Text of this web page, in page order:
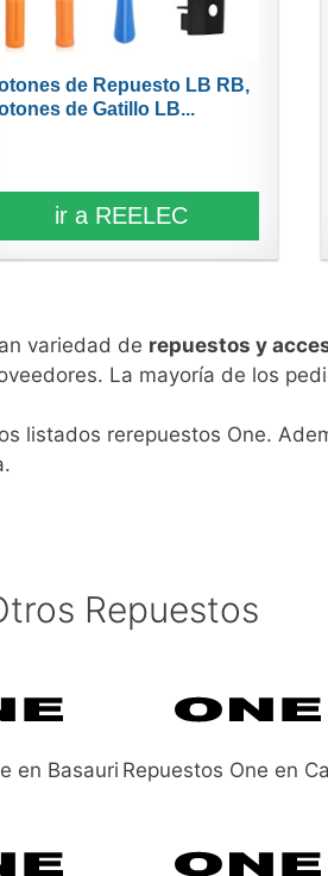
de Repuesto LB RB,
de Gatillo LB...
ir a REELEC
variedad de repuestos y
La mayoría de los
listados rerepuestos One.
Repuestos
en Basauri Repuestos One en